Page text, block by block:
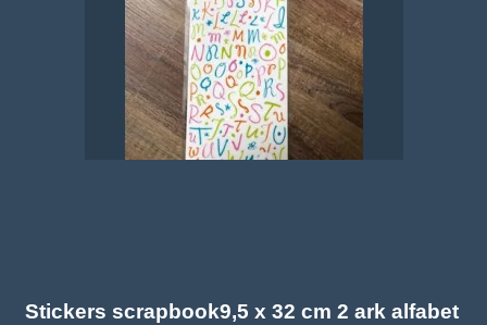
Stickers scrapbook9,5 x 32 cm 2 ark alfabet